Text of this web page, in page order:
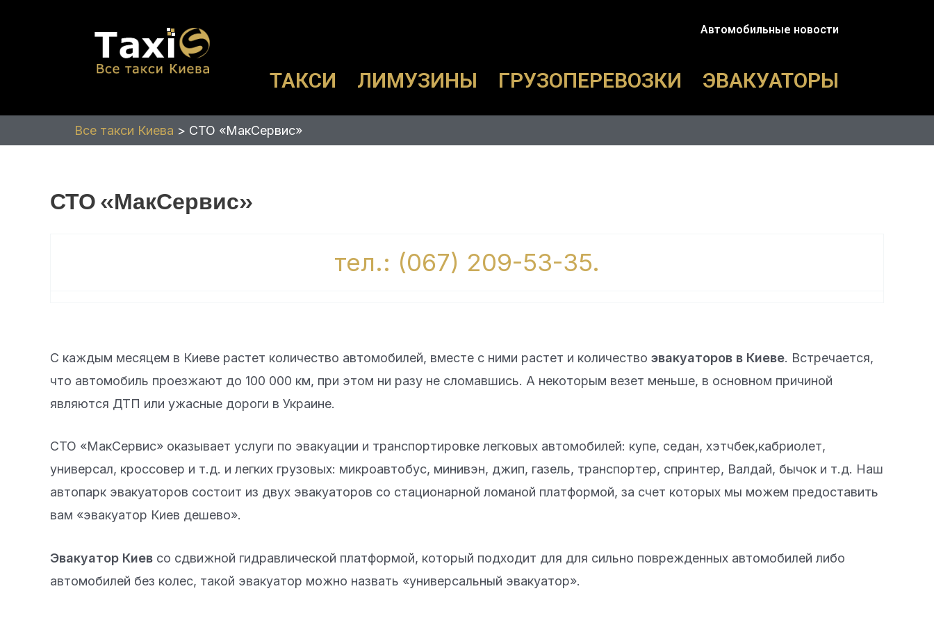
Автомобильные новости
ТАКСИ ЛИМУЗИНЫ ГРУЗОПЕРЕВОЗКИ ЭВАКУАТОРЫ
Все такси Киева > СТО «МакСервис»
СТО «МакСервис»
тел.: (067) 209-53-35.
С каждым месяцем в Киеве растет количество автомобилей, вместе с ними растет и количество эвакуаторов в Киеве. Встречается,
что автомобиль проезжают до 100 000 км, при этом ни разу не сломавшись. А некоторым везет меньше, в основном причиной
являются ДТП или ужасные дороги в Украине.
СТО «МакСервис» оказывает услуги по эвакуации и транспортировке легковых автомобилей: купе, седан, хэтчбек,кабриолет,
универсал, кроссовер и т.д. и легких грузовых: микроавтобус, минивэн, джип, газель, транспортер, спринтер, Валдай, бычок и т.д. Наш
автопарк эвакуаторов состоит из двух эвакуаторов со стационарной ломаной платформой, за счет которых мы можем предоставить
вам «эвакуатор Киев дешево».
Эвакуатор Киев со сдвижной гидравлической платформой, который подходит для для сильно поврежденных автомобилей либо
автомобилей без колес, такой эвакуатор можно назвать «универсальный эвакуатор».